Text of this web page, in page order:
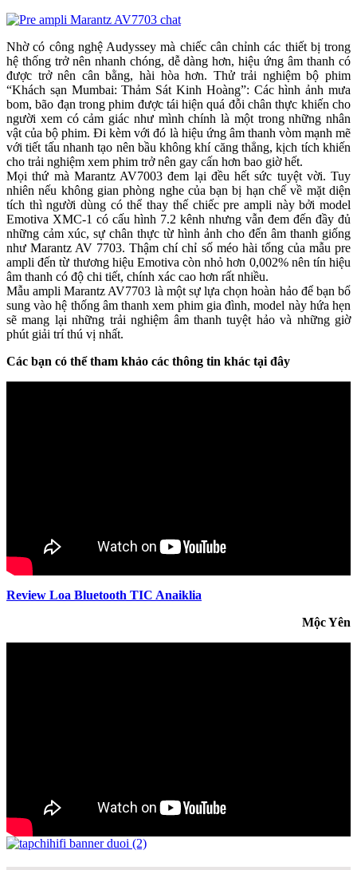
Nhờ có công nghệ Audyssey mà chiếc cân chỉnh các thiết bị trong
hệ thống trở nên nhanh chóng, dễ dàng hơn, hiệu ứng âm thanh có
được trở nên cân bằng, hài hòa hơn. Thử trải nghiệm bộ phim
“Khách sạn Mumbai: Thảm Sát Kinh Hoàng”: Các hình ảnh mưa
bom, bão đạn trong phim được tái hiện quá đỗi chân thực khiến cho
người xem có cảm giác như mình chính là một trong những nhân
vật của bộ phim. Đi kèm với đó là hiệu ứng âm thanh vòm mạnh mẽ
với tiết tấu nhanh tạo nên bầu không khí căng thẳng, kịch tích khiến
cho trải nghiệm xem phim trở nên gay cấn hơn bao giờ hết.
Mọi thứ mà Marantz AV7003 đem lại đều hết sức tuyệt vời. Tuy
nhiên nếu không gian phòng nghe của bạn bị hạn chế về mặt diện
tích thì người dùng có thể thay thế chiếc pre ampli này bởi model
Emotiva XMC-1 có cấu hình 7.2 kênh nhưng vẫn đem đến đầy đủ
những cảm xúc, sự chân thực từ hình ảnh cho đến âm thanh giống
như Marantz AV 7703. Thậm chí chỉ số méo hài tổng của mẫu pre
ampli đến từ thương hiệu Emotiva còn nhỏ hơn 0,002% nên tín hiệu
âm thanh có độ chi tiết, chính xác cao hơn rất nhiều.
Mẫu ampli Marantz AV7703 là một sự lựa chọn hoàn hảo để bạn bổ
sung vào hệ thống âm thanh xem phim gia đình, model này hứa hẹn
sẽ mang lại những trải nghiệm âm thanh tuyệt hảo và những giờ
phút giải trí thú vị nhất.
Các bạn có thể tham khảo các thông tin khác tại đây
Review Loa Bluetooth TIC Anaiklia
Mộc Yên